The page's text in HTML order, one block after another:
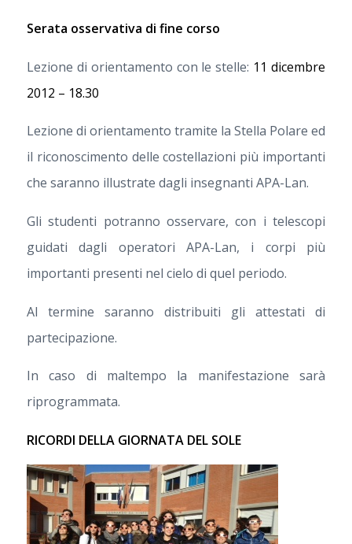
Serata osservativa di fine corso
Lezione di orientamento con le stelle: 11 dicembre
2012 – 18.30
Lezione di orientamento tramite la Stella Polare ed
il riconoscimento delle costellazioni più importanti
che saranno illustrate dagli insegnanti APA-Lan.
Gli studenti potranno osservare, con i telescopi
guidati dagli operatori APA-Lan, i corpi più
importanti presenti nel cielo di quel periodo.
Al termine saranno distribuiti gli attestati di
partecipazione.
In caso di maltempo la manifestazione sarà
riprogrammata.
RICORDI DELLA GIORNATA DEL SOLE